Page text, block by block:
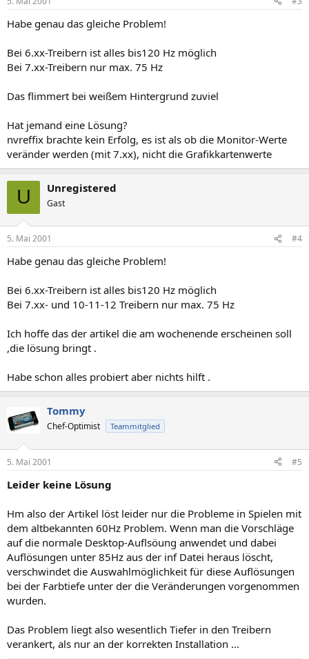
Habe genau das gleiche Problem!
Bei 6.xx-Treibern ist alles bis120 Hz möglich
Bei 7.xx-Treibern nur max. 75 Hz
Das flimmert bei weißem Hintergrund zuviel
Hat jemand eine Lösung?
nvreffix brachte kein Erfolg, es ist als ob die Monitor-Werte
veränder werden (mit 7.xx), nicht die Grafikkartenwerte
U Unregistered
Gast
5. Mai 2001 #4
Habe genau das gleiche Problem!
Bei 6.xx-Treibern ist alles bis120 Hz möglich
Bei 7.xx- und 10-11-12 Treibern nur max. 75 Hz
Ich hoffe das der artikel die am wochenende erscheinen soll
,die lösung bringt .
Habe schon alles probiert aber nichts hilft .
Tommy
Chef-Optimist Teammitglied
5. Mai 2001 #5
Leider keine Lösung
Hm also der Artikel löst leider nur die Probleme in Spielen mit
dem altbekannten 60Hz Problem. Wenn man die Vorschläge
auf die normale Desktop-Auflsöung anwendet und dabei
Auflösungen unter 85Hz aus der inf Datei heraus löscht,
verschwindet die Auswahlmöglichkeit für diese Auflösungen
bei der Farbtiefe unter der die Veränderungen vorgenommen
wurden.
Das Problem liegt also wesentlich Tiefer in den Treibern
verankert, als nur an der korrekten Installation ...